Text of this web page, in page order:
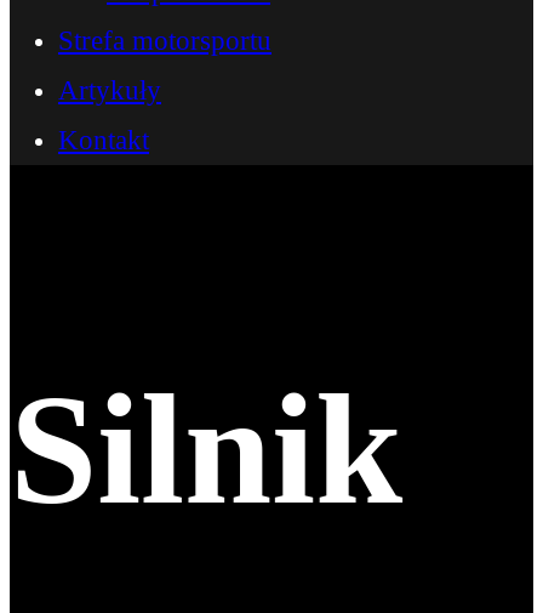
Strefa motorsportu
Artykuły
Kontakt
Silnik